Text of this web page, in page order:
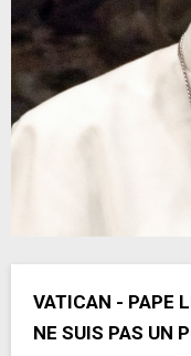
VATICAN - PAPE
NE SUIS PAS UN